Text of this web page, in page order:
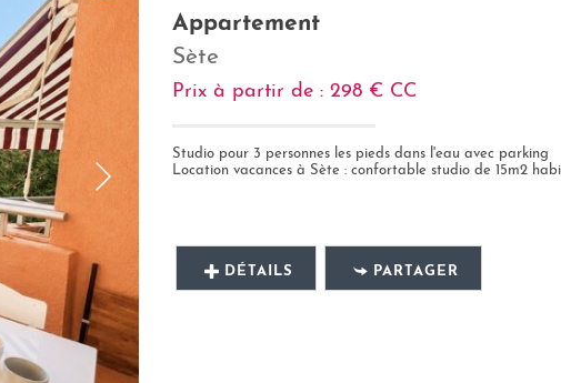
Appartement
Sète
Prix à partir de : 298 € CC
Studio pour 3 personnes les pieds dans l'eau avec parking
Location vacances à Sète : confortable studio de 15m2 habitables
DÉTAILS PARTAGER